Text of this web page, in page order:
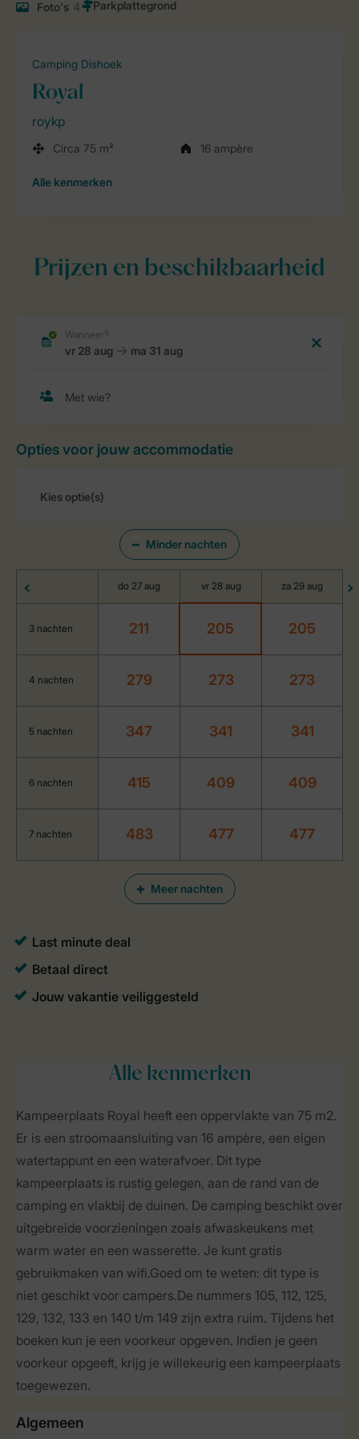
Foto's 4
Camping Dishoek
Royal
roykp
Circa 75 m² 16 ampère
Alle kenmerken
Prijzen en beschikbaarheid
Opties voor jouw accommodatie
Minder nachten
Meer nachten
do 27 aug vr 28 aug za 29 aug
3 nachten 211 205 205
4 nachten 279 273 273
5 nachten 347 341 341
6 nachten 415 409 409
7 nachten 483 477 477
Alle kenmerken
Kampeerplaats Royal heeft een oppervlakte van 75 m2.
Er is een stroomaansluiting van 16 ampère, een eigen
watertappunt en een waterafvoer. Dit type
kampeerplaats is rustig gelegen, aan de rand van de
camping en vlakbij de duinen. De camping beschikt over
uitgebreide voorzieningen zoals afwaskeukens met
warm water en een wasserette. Je kunt gratis
gebruikmaken van wifi.Goed om te weten: dit type is
niet geschikt voor campers.De nummers 105, 112, 125,
129, 132, 133 en 140 t/m 149 zijn extra ruim. Tijdens het
boeken kun je een voorkeur opgeven. Indien je geen
voorkeur opgeeft, krijg je willekeurig een kampeerplaats
toegewezen.
Algemeen